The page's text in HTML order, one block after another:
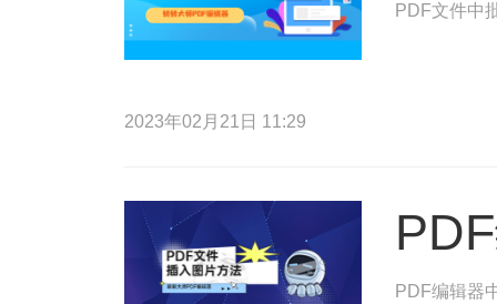
PDF文件中
2023年02月21日 11:29
PDF编辑器